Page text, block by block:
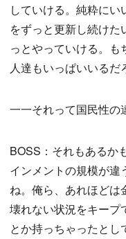
していける。純粋に
をずっと更新し続け
っとやっていける。
人達もいっぱいいるだ
一一それって国民性の
BOSS：それもあるか
インメントの規模が違
ね。俺ら、あれほど
壊れない状況をキー
とか持っちゃったと